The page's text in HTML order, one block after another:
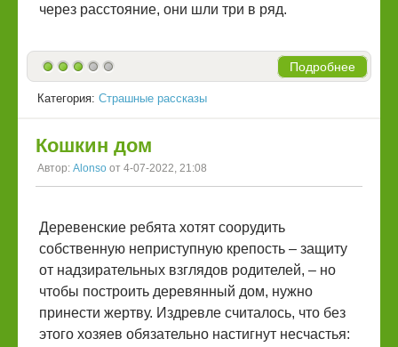
через расстояние, они шли три в ряд.
Подробнее
Категория: Страшные рассказы
Кошкин дом
Автор: Alonso от 4-07-2022, 21:08
Деревенские ребята хотят соорудить
собственную неприступную крепость – защиту
от надзирательных взглядов родителей, – но
чтобы построить деревянный дом, нужно
принести жертву. Издревле считалось, что без
этого хозяев обязательно настигнут несчастья: